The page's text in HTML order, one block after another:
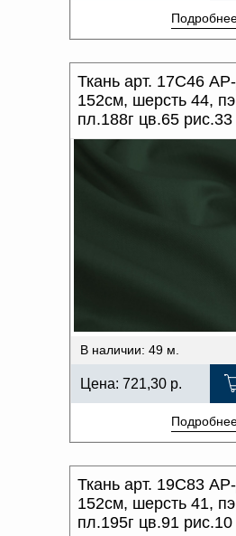
Ткань арт. 17С46
152см, шерсть 44,
пл.188г цв.65 рис.33
В наличии: 49 м.
Цена: 721,30 р.
Ткань арт. 19С83
152см, шерсть 41,
пл.195г цв.91 рис.10